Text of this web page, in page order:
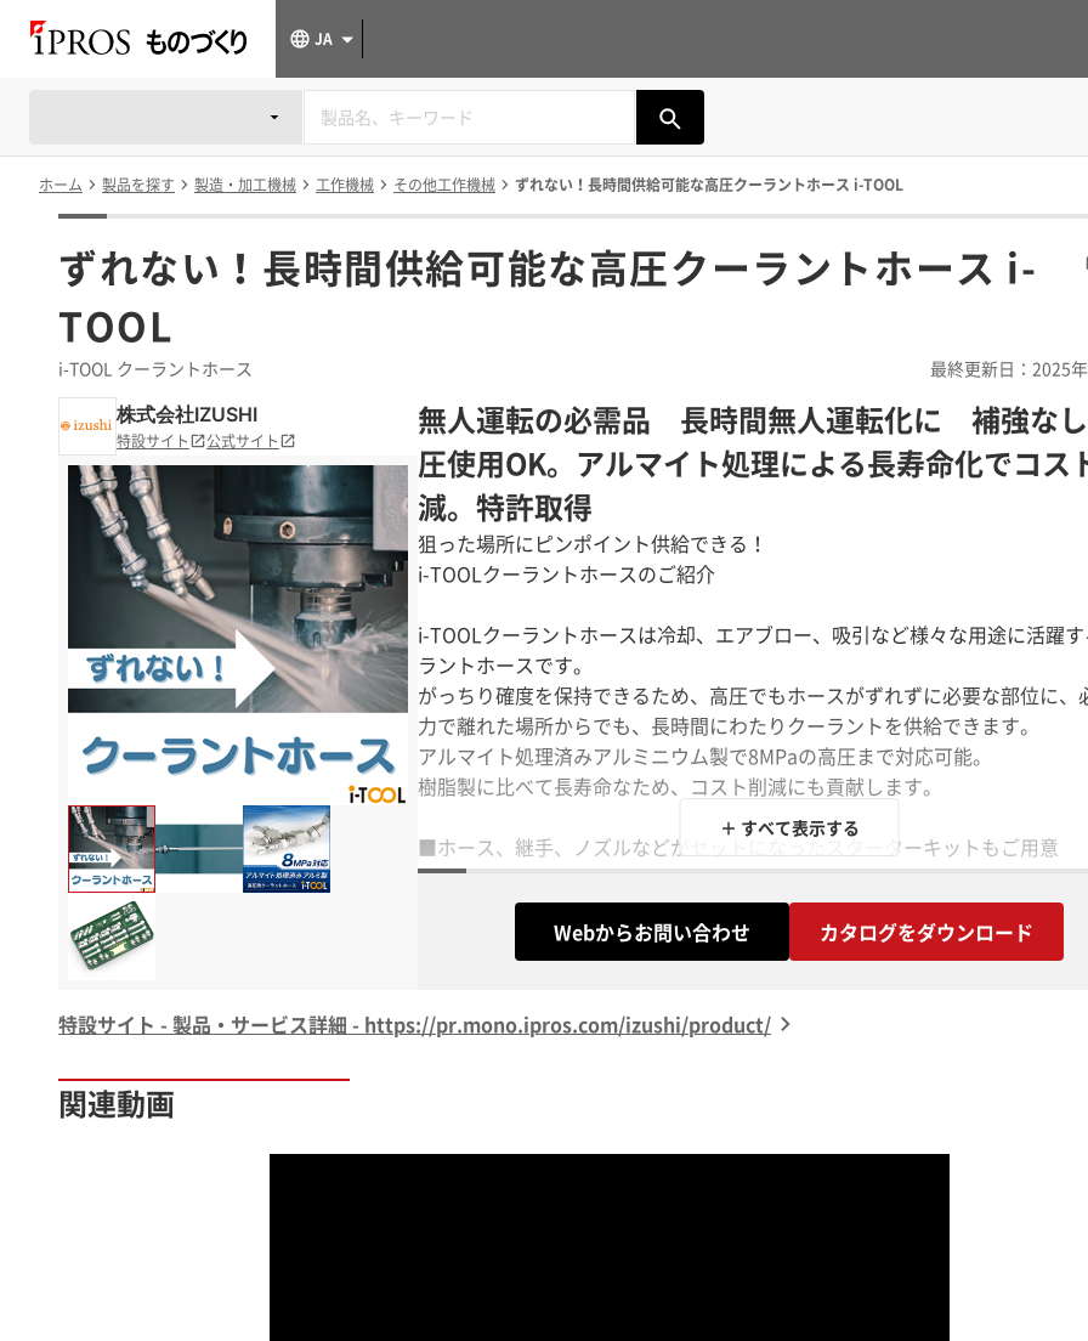
JA
ホーム 製品を探す 製造・加工機械 工作機械 その他工作機械 ずれない！長時間供給可能な高圧クーラントホース i-TOOL
ずれない！長時間供給可能な高圧クーラントホース i-
TOOL
i-TOOL クーラントホース 最終更新日：2025
無人運転の必需品 長時間無人運転化に 補強な
圧使用OK。アルマイト処理による長寿命化でコス
減。特許取得
狙った場所にピンポイント供給できる！
i-TOOLクーラントホースのご紹介
i-TOOLクーラントホースは冷却、エアブロー、吸引など様々な用途に活躍
ラントホースです。
がっちり確度を保持できるため、高圧でもホースがずれずに必要な部位に、
力で離れた場所からでも、長時間にわたりクーラントを供給できます。
アルマイト処理済みアルミニウム製で8MPaの高圧まで対応可能。
樹脂製に比べて長寿命なため、コスト削減にも貢献します。
■ホース、継手、ノズルなどがセットになったスターターキットもご用意
■ホース口径 1/8、1/4、1/2 3種類ご用意
＋ すべて表示する
Webからお問い合わせ カタログをダウンロード
株式会社IZUSHI
特設サイト 公式サイト
特設サイト - 製品・サービス詳細 - https://pr.mono.ipros.com/izushi/product/
関連動画